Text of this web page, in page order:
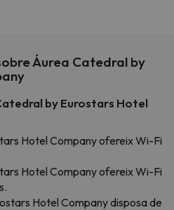
Áurea Catedral by
by Eurostars Hotel
Hotel Company ofereix Wi-Fi
Hotel Company ofereix Wi-Fi
Hotel Company disposa de